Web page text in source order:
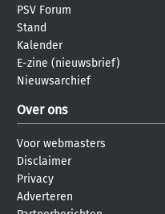
PSV Forum
Stand
Kalender
E-zine (nieuwsbrief)
Nieuwsarchief
Over ons
Voor webmasters
Disclaimer
Privacy
Adverteren